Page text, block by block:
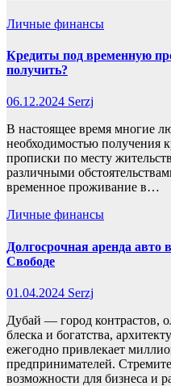
Личные финансы
Кредиты под временную
получить?
06.12.2024 Serzj
В настоящее время многие
необходимостью получения
прописки по месту
различными
временное проживание в…
Личные финансы
Долгосрочная аренда
Свободе
01.04.2024 Serzj
Дубай — город контрастов,
блеска и богатства,
ежегодно привлекает
предпринимателей.
возможности для бизнеса и